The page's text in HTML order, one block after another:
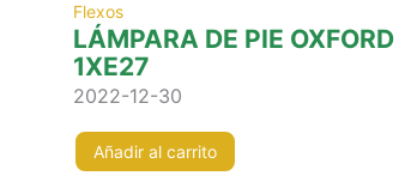
Flexos
LÁMPARA DE PIE OXFORD
1XE27
2022-12-30
Añadir al carrito